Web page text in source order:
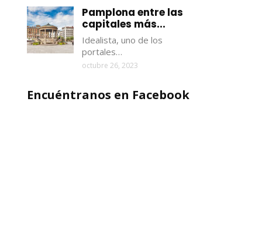
Pamplona entre las
capitales más...
Idealista, uno de los
portales…
octubre 26, 2023
Encuéntranos en Facebook